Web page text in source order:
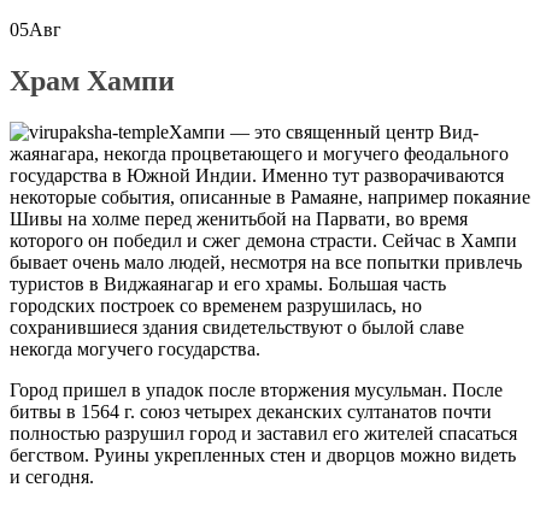
05Авг
Храм Хампи
Хампи — это священный центр Вид-
жаянагара, некогда процветающего и могучего феодального
государства в Южной Индии. Именно тут разворачиваются
некоторые события, описанные в Рамаяне, например покаяние
Шивы на холме перед женитьбой на Парвати, во время
которого он победил и сжег демона страсти. Сейчас в Хампи
бывает очень мало людей, несмотря на все попытки привлечь
туристов в Виджаянагар и его храмы. Большая часть
городских построек со временем разрушилась, но
сохранившиеся здания свидетельствуют о былой славе
некогда могучего государства.
Город пришел в упадок после вторжения мусульман. После
битвы в 1564 г. союз четырех деканских султанатов почти
полностью разрушил город и заставил его жителей спасаться
бегством. Руины укрепленных стен и дворцов можно видеть
и сегодня.